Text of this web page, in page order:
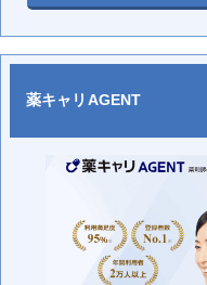
薬キャリAGENT